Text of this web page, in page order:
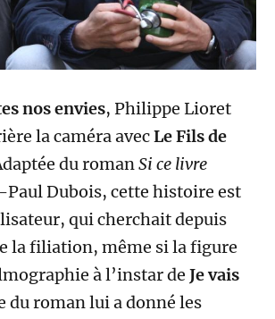
nos envies, Philippe Lioret
la caméra avecLe Fils de
du romanSi ce livre
Paul Dubois, cette histoire est
qui cherchait depuis
la filiation, même si la figure
à l’instar de Je vais
du roman lui a donné les